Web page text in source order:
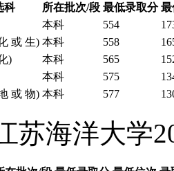
科 所在批次/段 最低录取分 最
本科 554
或 生) 本科 558
) 本科 565
本科 575
或 物) 本科 577
苏海洋大学